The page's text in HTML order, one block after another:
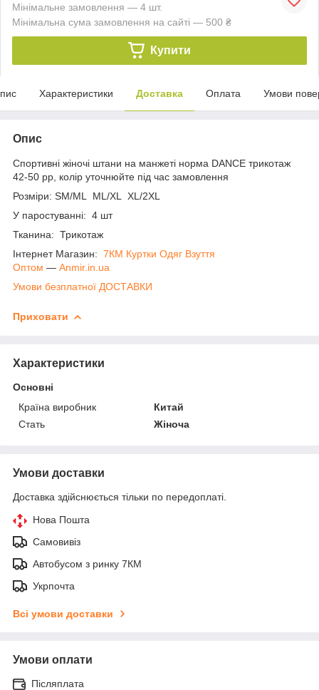
Мінімальне замовлення — 4 шт.
Мінімальна сума замовлення на сайті — 500 ₴
Купити
Характеристики Доставка Оплата Умови
Опис
Спортивні жіночі штани на манжеті норма DANCE трикотаж
42-50 рр, колір уточнюйте під час замовлення
Розміри: SM/ML ML/XL XL/2XL
У паростуванні: 4 шт
Тканина: Трикотаж
Інтернет Магазин: 7КМ Куртки Одяг Взуття
Оптом ― Anmir.in.ua
Умови безплатної ДОСТАВКИ
Приховати
Характеристики
Основні
Країна виробник
Китай
Стать
Жіноча
Умови доставки
Доставка здійснюється тільки по передоплаті.
Нова Пошта
Самовивіз
Автобусом з ринку 7КМ
Укрпочта
Всі умови доставки
Умови оплати
Післяплата